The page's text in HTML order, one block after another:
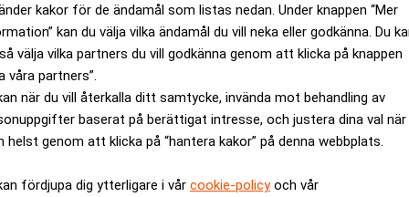
kakor för de ändamål som listas nedan. Under knappen “Mer
kan du välja vilka ändamål du vill neka eller godkänna. Du
välja vilka partners du vill godkänna genom att klicka på knappen
våra partners”.
när du vill återkalla ditt samtycke, invända mot behandling av
baserat på berättigat intresse, och justera dina val när
helst genom att klicka på “hantera kakor” på denna webbplats.
fördjupa dig ytterligare i vår cookie-policyoch vår
gäller outsourcing av tillverkning av sina lyxprodukter.
stor möjlighet för vår verksamhet inklusive allt italienskt
kläder och lyxaccessoarer i Italien, varav 40 procent i
Prada.
att kostnadsaspekten kan komma att leda till att
räknar han inte med, däremot skulle produkter